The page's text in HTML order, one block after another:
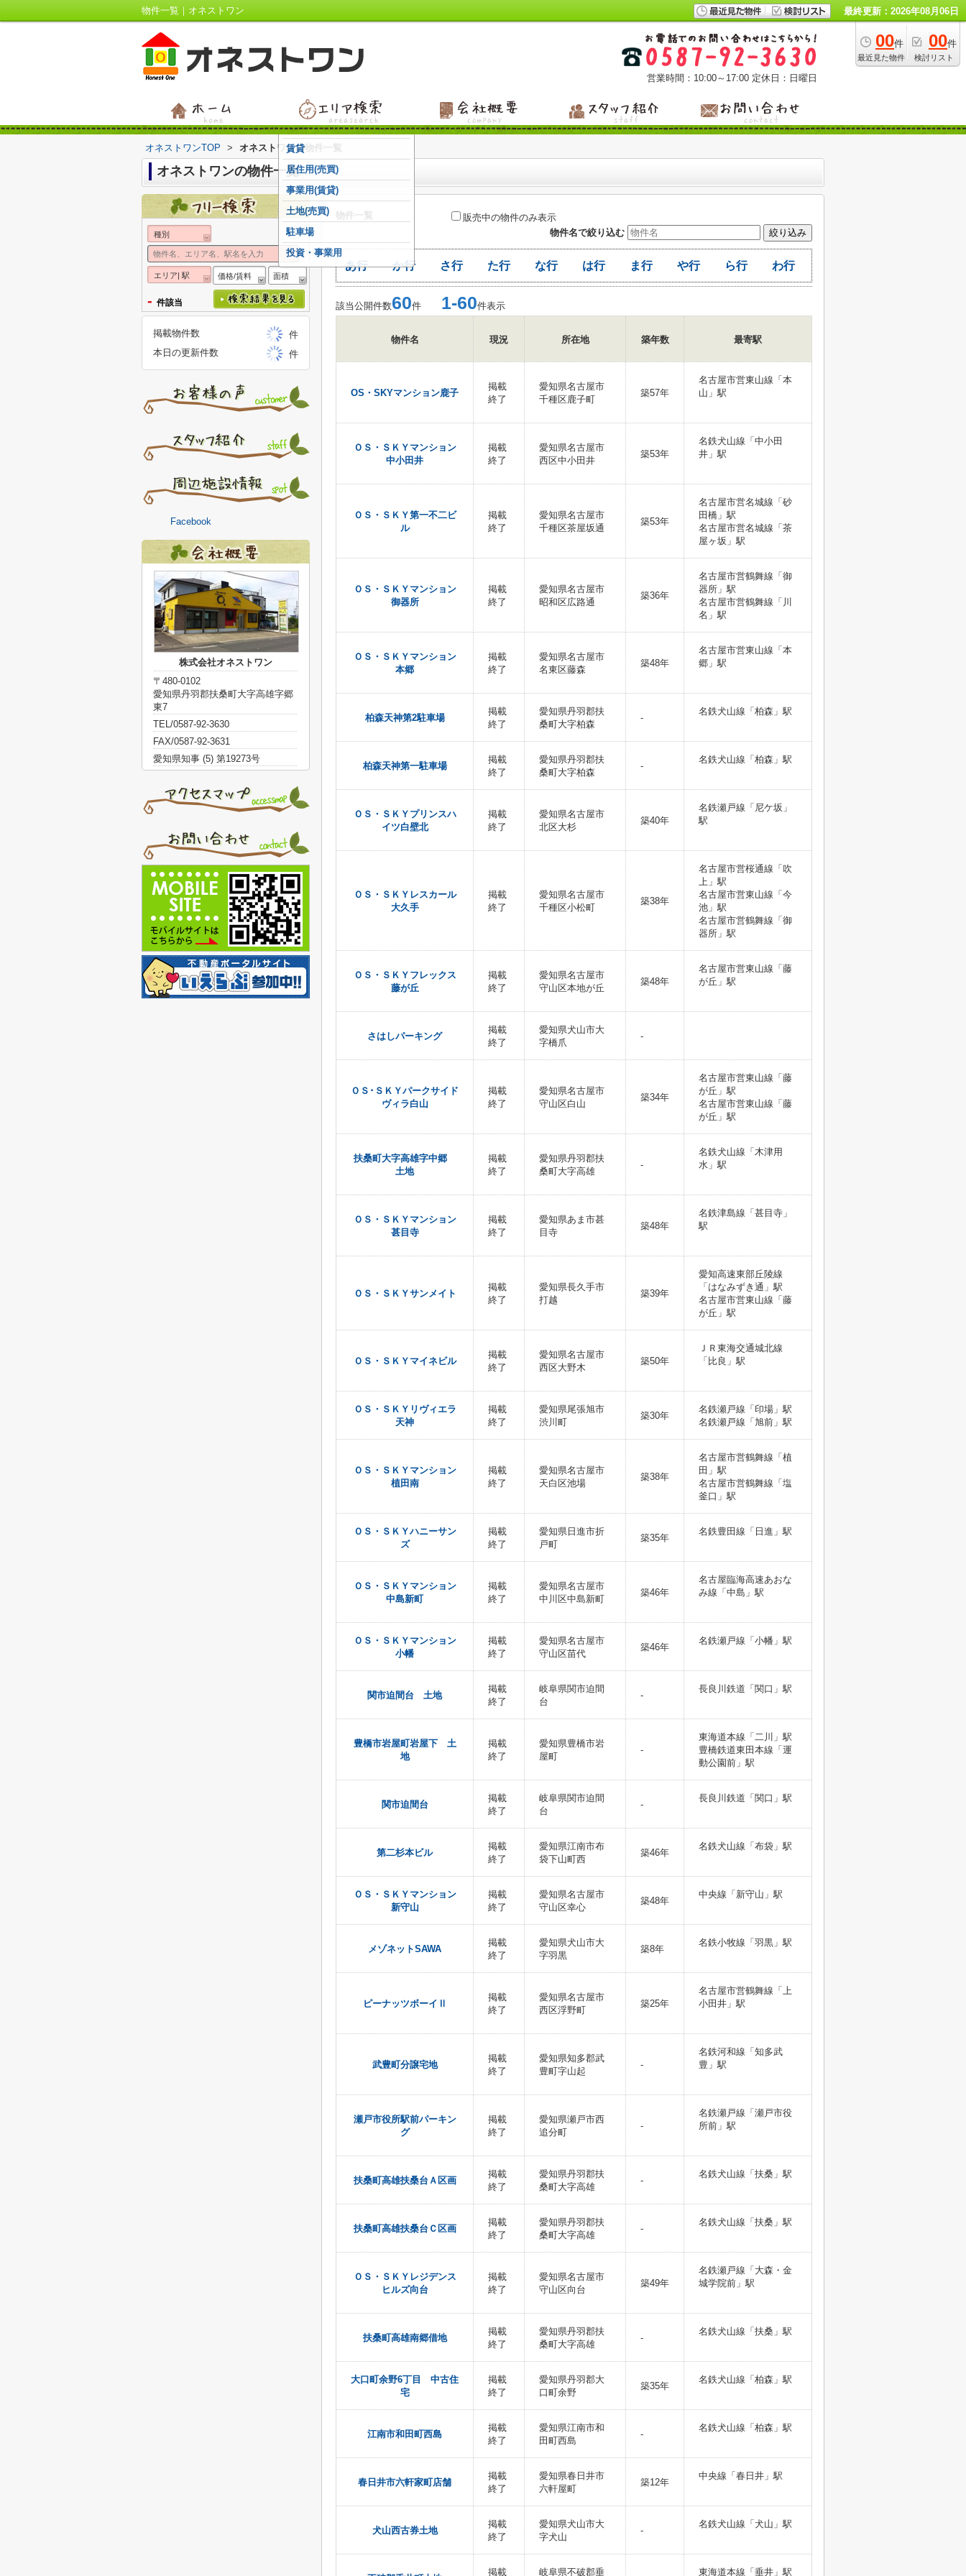
物件一覧｜オネストワン 最終更新：2026年08月06日
00件
最近見た物件
00件
検討リスト
営業時間：10:00～17:00 定休日：日曜日
賃貸
居住用(売買)
事業用(賃貸)
土地(売買)
駐車場
投資・事業用
オネストワンTOP > オネストワンの物件一覧
オネストワンの物件一覧
物件一覧
販売中の物件のみ表示
物件名で絞り込む
あ行 か行 さ行 た行 な行 は行 ま行 や行 ら行 わ行
該当公開件数60件 1-60件表示
物件名 現況 所在地 築年数 最寄駅
OS・SKYマンション鹿子
掲載
終了
愛知県名古屋市
千種区鹿子町
築57年
名古屋市営東山線「本
山」駅
ＯＳ・ＳＫＹマンション
中小田井
掲載
終了
愛知県名古屋市
西区中小田井
築53年
名鉄犬山線「中小田
井」駅
ＯＳ・ＳＫＹ第一不二ビ
ル
掲載
終了
愛知県名古屋市
千種区茶屋坂通
築53年
名古屋市営名城線「砂
田橋」駅
名古屋市営名城線「茶
屋ヶ坂」駅
ＯＳ・ＳＫＹマンション
御器所
掲載
終了
愛知県名古屋市
昭和区広路通
築36年
名古屋市営鶴舞線「御
器所」駅
名古屋市営鶴舞線「川
名」駅
ＯＳ・ＳＫＹマンション
本郷
掲載
終了
愛知県名古屋市
名東区藤森
築48年
名古屋市営東山線「本
郷」駅
柏森天神第2駐車場
掲載
終了
愛知県丹羽郡扶
桑町大字柏森
-
名鉄犬山線「柏森」駅
柏森天神第一駐車場
掲載
終了
愛知県丹羽郡扶
桑町大字柏森
-
名鉄犬山線「柏森」駅
ＯＳ・ＳＫＹプリンスハ
イツ白壁北
掲載
終了
愛知県名古屋市
北区大杉
築40年
名鉄瀬戸線「尼ケ坂」
駅
ＯＳ・ＳＫＹレスカール
大久手
掲載
終了
愛知県名古屋市
千種区小松町
築38年
名古屋市営桜通線「吹
上」駅
名古屋市営東山線「今
池」駅
名古屋市営鶴舞線「御
器所」駅
ＯＳ・ＳＫＹフレックス
藤が丘
掲載
終了
愛知県名古屋市
守山区本地が丘
築48年
名古屋市営東山線「藤
が丘」駅
さはしパーキング
掲載
終了
愛知県犬山市大
字橋爪
-
ＯＳ･ＳＫＹパークサイド
ヴィラ白山
掲載
終了
愛知県名古屋市
守山区白山
築34年
名古屋市営東山線「藤
が丘」駅
名古屋市営東山線「藤
が丘」駅
扶桑町大字高雄字中郷
土地
掲載
終了
愛知県丹羽郡扶
桑町大字高雄
-
名鉄犬山線「木津用
水」駅
ＯＳ・ＳＫＹマンション
甚目寺
掲載
終了
愛知県あま市甚
目寺
築48年
名鉄津島線「甚目寺」
駅
ＯＳ・ＳＫＹサンメイト
掲載
終了
愛知県長久手市
打越
築39年
愛知高速東部丘陵線
「はなみずき通」駅
名古屋市営東山線「藤
が丘」駅
ＯＳ・ＳＫＹマイネビル
掲載
終了
愛知県名古屋市
西区大野木
築50年
ＪＲ東海交通城北線
「比良」駅
ＯＳ・ＳＫＹリヴィエラ
天神
掲載
終了
愛知県尾張旭市
渋川町
築30年
名鉄瀬戸線「印場」駅
名鉄瀬戸線「旭前」駅
ＯＳ・ＳＫＹマンション
植田南
掲載
終了
愛知県名古屋市
天白区池場
築38年
名古屋市営鶴舞線「植
田」駅
名古屋市営鶴舞線「塩
釜口」駅
ＯＳ・ＳＫＹハニーサン
ズ
掲載
終了
愛知県日進市折
戸町
築35年
名鉄豊田線「日進」駅
ＯＳ・ＳＫＹマンション
中島新町
掲載
終了
愛知県名古屋市
中川区中島新町
築46年
名古屋臨海高速あおな
み線「中島」駅
ＯＳ・ＳＫＹマンション
小幡
掲載
終了
愛知県名古屋市
守山区苗代
築46年
名鉄瀬戸線「小幡」駅
関市迫間台 土地
掲載
終了
岐阜県関市迫間
台
-
長良川鉄道「関口」駅
豊橋市岩屋町岩屋下 土
地
掲載
終了
愛知県豊橋市岩
屋町
-
東海道本線「二川」駅
豊橋鉄道東田本線「運
動公園前」駅
関市迫間台
掲載
終了
岐阜県関市迫間
台
-
長良川鉄道「関口」駅
第二杉本ビル
掲載
終了
愛知県江南市布
袋下山町西
築46年
名鉄犬山線「布袋」駅
ＯＳ・ＳＫＹマンション
新守山
掲載
終了
愛知県名古屋市
守山区幸心
築48年
中央線「新守山」駅
メゾネットSAWA
掲載
終了
愛知県犬山市大
字羽黒
築8年
名鉄小牧線「羽黒」駅
ピーナッツボーイⅡ
掲載
終了
愛知県名古屋市
西区浮野町
築25年
名古屋市営鶴舞線「上
小田井」駅
武豊町分譲宅地
掲載
終了
愛知県知多郡武
豊町字山起
-
名鉄河和線「知多武
豊」駅
瀬戸市役所駅前パーキン
グ
掲載
終了
愛知県瀬戸市西
追分町
-
名鉄瀬戸線「瀬戸市役
所前」駅
扶桑町高雄扶桑台Ａ区画
掲載
終了
愛知県丹羽郡扶
桑町大字高雄
-
名鉄犬山線「扶桑」駅
扶桑町高雄扶桑台Ｃ区画
掲載
終了
愛知県丹羽郡扶
桑町大字高雄
-
名鉄犬山線「扶桑」駅
ＯＳ・ＳＫＹレジデンス
ヒルズ向台
掲載
終了
愛知県名古屋市
守山区向台
築49年
名鉄瀬戸線「大森・金
城学院前」駅
扶桑町高雄南郷借地
掲載
終了
愛知県丹羽郡扶
桑町大字高雄
-
名鉄犬山線「扶桑」駅
大口町余野6丁目 中古住
宅
掲載
終了
愛知県丹羽郡大
口町余野
築35年
名鉄犬山線「柏森」駅
江南市和田町西島
掲載
終了
愛知県江南市和
田町西島
-
名鉄犬山線「柏森」駅
春日井市六軒家町店舗
掲載
終了
愛知県春日井市
六軒屋町
築12年
中央線「春日井」駅
犬山西古券土地
掲載
終了
愛知県犬山市大
字犬山
-
名鉄犬山線「犬山」駅
掲載 岐阜県不破郡垂 東海道本線「垂井」駅
種別
エリア| 駅 価格/賃料 面積
- 件該当
掲載物件数
件
本日の更新件数
件
Facebook
株式会社オネストワン
〒480-0102
愛知県丹羽郡扶桑町大字高雄字郷
東7
TEL/0587-92-3630
FAX/0587-92-3631
愛知県知事 (5) 第19273号